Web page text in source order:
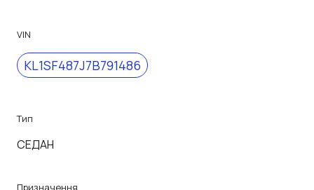
VIN
KL1SF487J7B791486
Тип
СЕДАН
Призначення